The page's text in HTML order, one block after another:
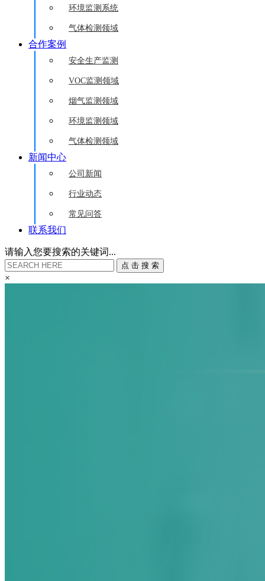
环境监测系统
气体检测领域
合作案例
安全生产监测
VOC监测领域
烟气监测领域
环境监测领域
气体检测领域
新闻中心
公司新闻
行业动态
常见问答
联系我们
请输入您要搜索的关键词...
点 击 搜 索
×